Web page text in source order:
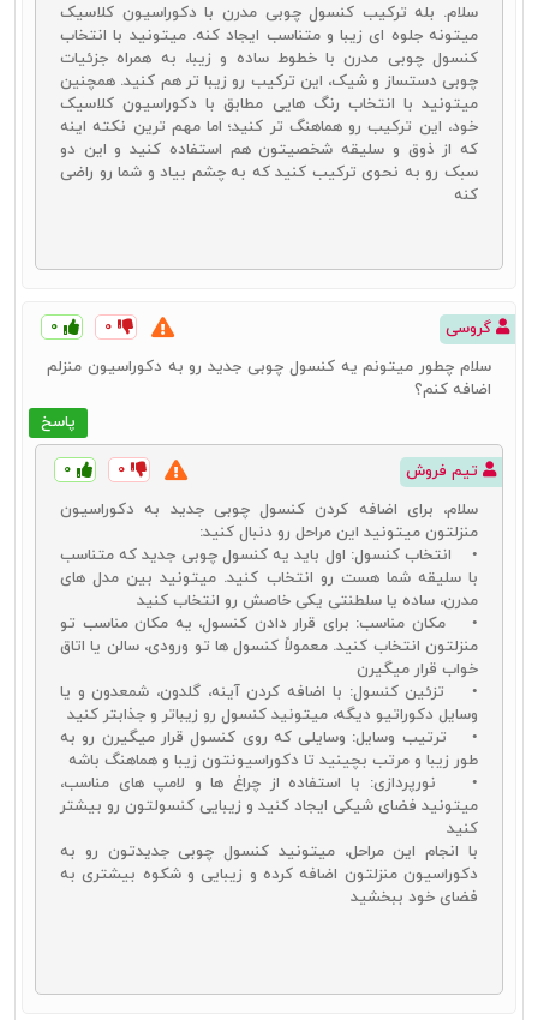
قیمت آینه و کنسول چوبی
قیمت خرید همیشه یکی از دغدغه‌های کاربران برای خرید هر محصولی
است. مسلماً همه به دنبال خرید بهترین محصولات با مناسب‌ترین قیمت‌ها
قیمت کنسول چوبیآشنا
باشید. در چنین شرایطی می‌توانید حتی برای بهینه‌سازی هزینه وقیمت
آینه و کنسول مورد نظر خود نیز اقدام کنید. قیمت کنسول چوبی می‌تواند
به عوامل زیر بستگی داشته باشد:
در درجه اول قیمت آینه کنسول به جنس به کار گرفته شده برای تولید
آن بستگی دارد. هر کارگاهی بنا به متریال در دسترس از جنس‌های مختلفی
برای تولید این محصولات استفاده می‌کند که می‌تواند در قیمت گذاری این
محصول تأثیر داشته باشد.
اندازه آینه کنسول عامل دیگری است که می‌تواند تأثیر خود را در
تعیین قیمت این محصول داشته باشد.
ظریف کاری و یراق به کار گرفته شده بر روی این محصولات عامل دیگری
است که در قیمت کنسول چوبی تأثیر دارد.
همچنین نوع کنسول چوبی که در بندهای قبلی به آنها اشاره کردیم
عامل دیگری است که باید در تعیین قیمت این محصول آن را نیز مؤثر
بدانیم.
خرید اینترنتی آینه و کنسول چوبی
یکی از مزیت‌های عالی پیشرفت تکنولوژی امکان خرید اینترنتی محصولات
مختلف است. برای خرید آینه و کنسول چوبی نیز می‌توان از این امکان
استفاده نمود. خرید اینترنتی آینه کنسول چوبی
امکان مشاهده طرح‌های بسیار متنوع در مدل‌های مختلف
سلام. بله ترکیب کنسول چوبی مدرن با دکوراسیون کلاسیک
میتونه جلوه ای زیبا و متناسب ایجاد کنه. میتونید با انتخاب
کنسول چوبی مدرن با خطوط ساده و زیبا، به همراه جزئیات
چوبی دستساز و شیک، این ترکیب رو زیبا تر هم کنید. همچنین
میتونید با انتخاب رنگ هایی مطابق با دکوراسیون کلاسیک
خود، این ترکیب رو هماهنگ تر کنید؛ اما مهم ترین نکته اینه
که از ذوق و سلیقه شخصیتون هم استفاده کنید و این دو
سبک رو به نحوی ترکیب کنید که به چشم بیاد و شما رو راضی
کنه
گروسی ۰ ۰
پاسخ
سلام چطور میتونم یه کنسول چوبی جدید رو به دکوراسیون منزلم
اضافه کنم؟
تیم فروش ۰ ۰
سلام، برای اضافه کردن کنسول چوبی جدید به دکوراسیون
منزلتون میتونید این مراحل رو دنبال کنید:
• انتخاب کنسول: اول باید یه کنسول چوبی جدید که متناسب
با سلیقه شما هست رو انتخاب کنید. میتونید بین مدل های
مدرن، ساده یا سلطنتی یکی خاصش رو انتخاب کنید
• مکان مناسب: برای قرار دادن کنسول، یه مکان مناسب تو
منزلتون انتخاب کنید. معمولاً کنسول ها تو ورودی، سالن یا اتاق
خواب قرار میگیرن
• تزئین کنسول: با اضافه کردن آینه، گلدون، شمعدون و یا
وسایل دکوراتیو دیگه، میتونید کنسول رو زیباتر و جذابتر کنید
• ترتیب وسایل: وسایلی که روی کنسول قرار میگیرن رو به
طور زیبا و مرتب بچینید تا دکوراسیونتون زیبا و هماهنگ باشه
• نورپردازی: با استفاده از چراغ ها و لامپ های مناسب،
میتونید فضای شیکی ایجاد کنید و زیبایی کنسولتون رو بیشتر
کنید
با انجام این مراحل، میتونید کنسول چوبی جدیدتون رو به
دکوراسیون منزلتون اضافه کرده و زیبایی و شکوه بیشتری به
فضای خود ببخشید